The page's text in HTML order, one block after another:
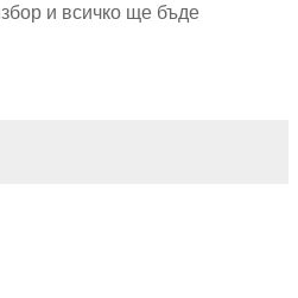
и всичко ще бъде